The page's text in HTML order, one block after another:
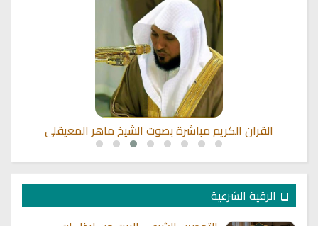
القران الكريم مباشرة بصوت الشيخ ماهر المعيقلي
الرقية الشرعية